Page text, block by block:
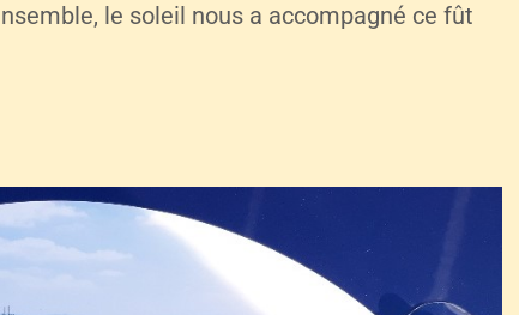
le soleil nous a accompagné ce fût